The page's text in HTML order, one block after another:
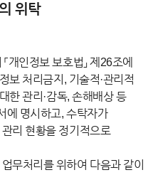
위탁
인정보 보호법」 제26조에
보 처리금지, 기술적·관리적
한 관리·감독, 손해배상 등
에 명시하고, 수탁자가
리 현황을 정기적으로
무처리를 위하여 다음과 같이